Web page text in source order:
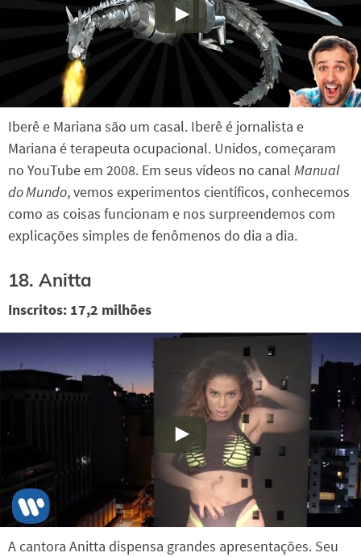
Iberê e Mariana são um casal. Iberê é jornalista e
Mariana é terapeuta ocupacional. Unidos, começaram
no YouTube em 2008. Em seus vídeos no canal Manual
do Mundo, vemos experimentos científicos, conhecemos
como as coisas funcionam e nos surpreendemos com
explicações simples de fenômenos do dia a dia.
18. Anitta
Inscritos: 17,2 milhões
A cantora Anitta dispensa grandes apresentações. Seu